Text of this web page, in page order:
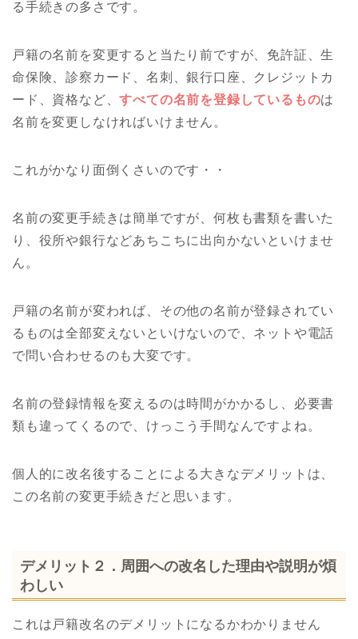
る手続きの多さです。
戸籍の名前を変更すると当たり前ですが、免許証、生
命保険、診察カード、名刺、銀行口座、クレジットカ
ード、資格など、すべての名前を登録しているものは
名前を変更しなければいけません。
これがかなり面倒くさいのです・・
名前の変更手続きは簡単ですが、何枚も書類を書いた
り、役所や銀行などあちこちに出向かないといけませ
ん。
戸籍の名前が変われば、その他の名前が登録されてい
るものは全部変えないといけないので、ネットや電話
で問い合わせるのも大変です。
名前の登録情報を変えるのは時間がかかるし、必要書
類も違ってくるので、けっこう手間なんですよね。
個人的に改名後することによる大きなデメリットは、
この名前の変更手続きだと思います。
デメリット２．周囲への改名した理由や説明が煩
わしい
これは戸籍改名のデメリットになるかわかりません